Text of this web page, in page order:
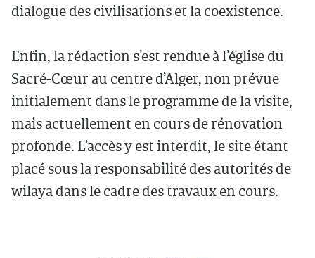
dialogue des civilisations et la coexistence.
Enfin, la rédaction s’est rendue à l’église du
Sacré-Cœur au centre d’Alger, non prévue
initialement dans le programme de la visite,
mais actuellement en cours de rénovation
profonde. L’accès y est interdit, le site étant
placé sous la responsabilité des autorités de
wilaya dans le cadre des travaux en cours.